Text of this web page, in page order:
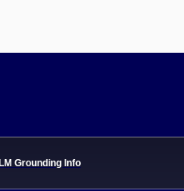
Grounding Info